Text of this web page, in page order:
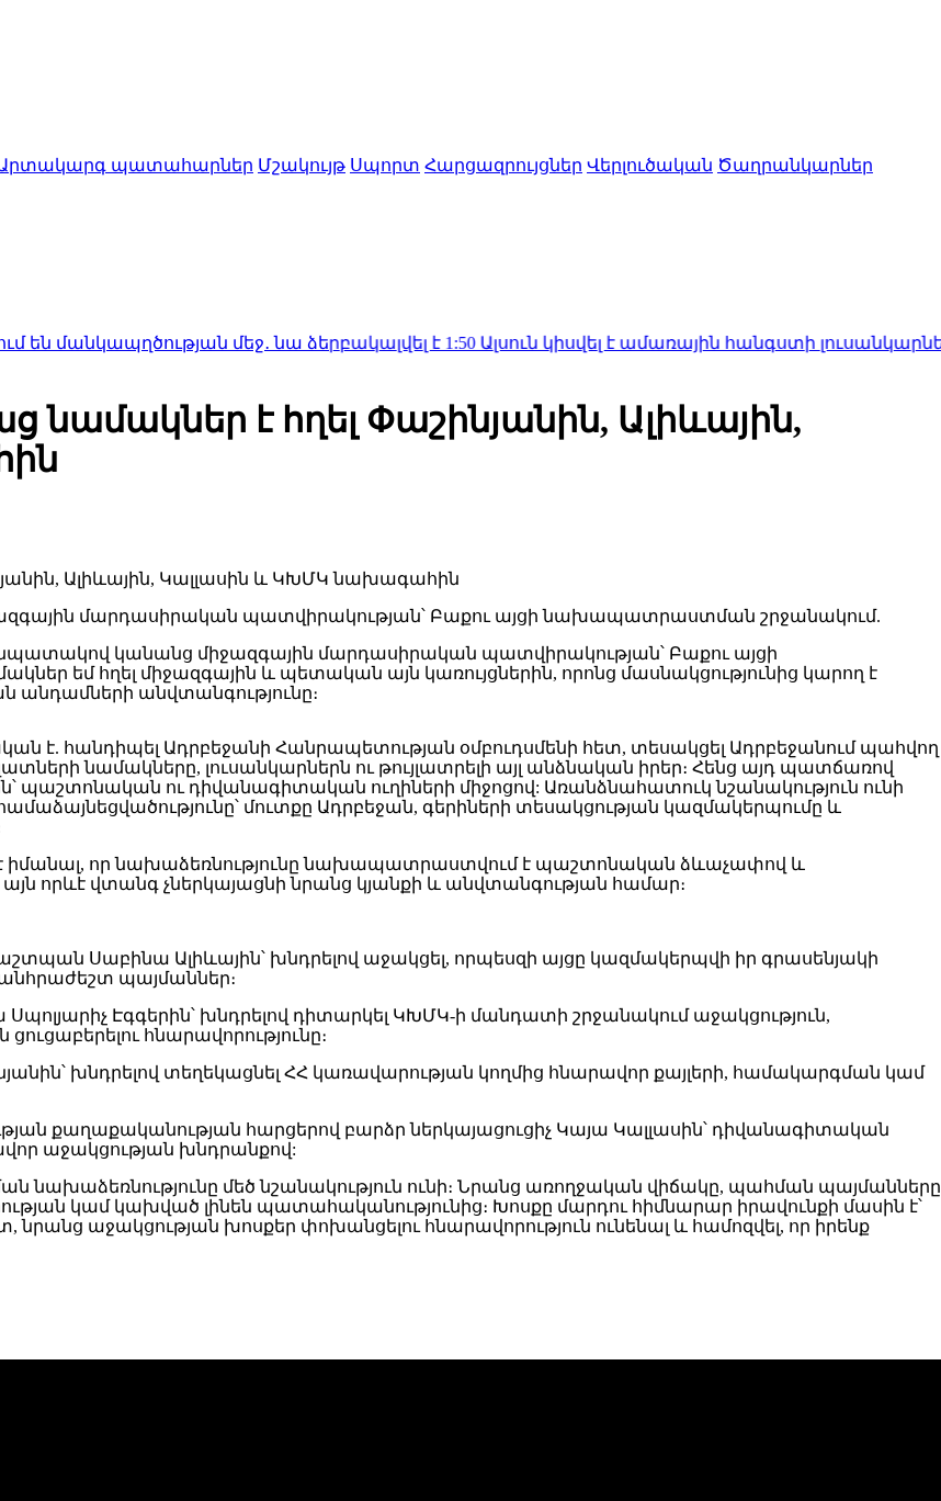
պատահարներ Մշակույթ Սպորտ Հարցազրույցներ Վերլուծական Ծաղրանկարներ
մեջ․ նա ձերբակալվել է1:50Ալսուն կիսվել է ամառային հանգստի լուսանկարներով
նամակներ է հղել Փաշինյանին, Ալիևային,
մարդասիրական պատվիրակության՝ Բաքու այցի նախապատրաստման շրջանակում.
նպատակով կանանց միջազգային մարդասիրական պատվիրակության՝ Բաքու այցի
եմ հղել միջազգային և պետական այն կառույցներին, որոնց մասնակցությունից կարող է
անդամների անվտանգությունը։
հանդիպել Ադրբեջանի Հանրապետության օմբուդսմենի հետ, տեսակցել Ադրբեջանում պահվող
նամակները, լուսանկարներն ու թույլատրելի այլ անձնական իրեր։ Հենց այդ պատճառով
պաշտոնական ու դիվանագիտական ուղիների միջոցով: Առանձնահատուկ նշանակություն ունի
մուտքը Ադրբեջան, գերիների տեսակցության կազմակերպումը և
իմանալ, որ նախաձեռնությունը նախապատրաստվում է պաշտոնական ձևաչափով և
որևէ վտանգ չներկայացնի նրանց կյանքի և անվտանգության համար։
Սաբինա Ալիևային՝ խնդրելով աջակցել, որպեսզի այցը կազմակերպվի իր գրասենյակի
պայմաններ։
Էգգերին՝ խնդրելով դիտարկել ԿԽՄԿ-ի մանդատի շրջանակում աջակցություն,
հնարավորությունը։
խնդրելով տեղեկացնել ՀՀ կառավարության կողմից հնարավոր քայլերի, համակարգման կամ
քաղաքականության հարցերով բարձր ներկայացուցիչ Կայա Կալլասին՝ դիվանագիտական
աջակցության խնդրանքով:
մեծ նշանակություն ունի։ Նրանց առողջական վիճակը, պահման պայմանները
կամ կախված լինեն պատահականությունից։ Խոսքը մարդու հիմնարար իրավունքի մասին է՝
նրանց աջակցության խոսքեր փոխանցելու հնարավորություն ունենալ և համոզվել, որ իրենք